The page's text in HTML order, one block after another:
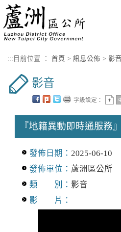
進入內容區塊
::: 目前位置 ： 首頁 > 訊息公佈 > 影音
影音
字級設定：
『地籍異動即時通服務
發佈日期： 2025-06-10
發佈單位： 蘆洲區公所
類 別： 影音
影 片：